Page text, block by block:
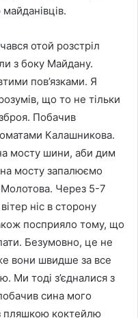
отой розстріл
з боку Майдану.
пов’язками. Я
що то не тільки
Побачив
Калашникова.
мосту шини, аби дим
мосту запалюємо
Молотова. Через 5-7
ніс в сторону
посприяло тому, що
Безумовно, це не
вони швидше за все
Ми тоді з’єдналися з
сина мого
пляшкою коктейлю